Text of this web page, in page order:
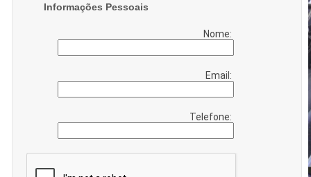
Informações Pessoais
Nome:
Email:
Telefone: